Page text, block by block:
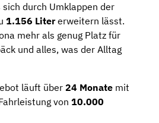
durch Umklappen der
1.156 Litererweitern lässt.
mehr als genug Platz für
und alles, was der Alltag
läuft über 24 Monate mit
von 10.000